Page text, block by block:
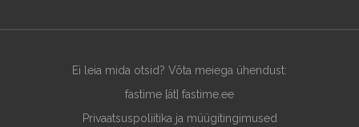
Ei leia mida otsid? Võta meiega ühendust:
fastime [ät] fastime.ee
Privaatsuspoliitika ja müügitingimused